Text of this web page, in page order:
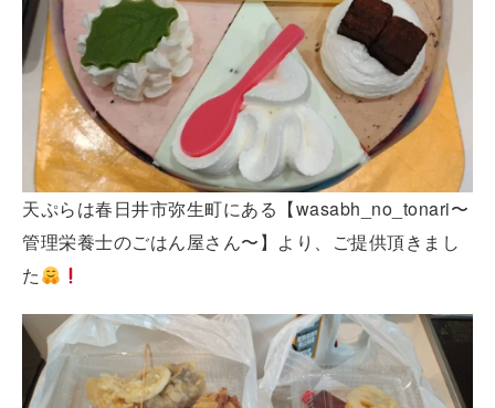
天ぷらは春日井市弥生町にある【wasabh_no_tonari〜
管理栄養士のごはん屋さん〜】より、ご提供頂きまし
た